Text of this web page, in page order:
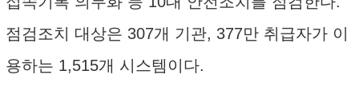
점검조치 대상은 307개 기관, 377만 취급자가 이
용하는 1,515개 시스템이다.